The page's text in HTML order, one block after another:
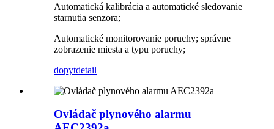
Automatická kalibrácia a automatické sledovanie
starnutia senzora;
Automatické monitorovanie poruchy; správne
zobrazenie miesta a typu poruchy;
dopytdetail
Ovládač plynového alarmu